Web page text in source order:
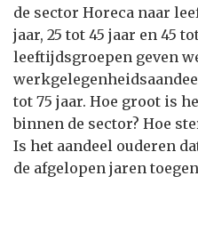
de sector Horeca naar
jaar, 25 tot 45 jaar en 45
leeftijdsgroepen geven
tot 75 jaar. Hoe groot is
binnen de sector? Hoe
Is het aandeel ouderen
de afgelopen jaren